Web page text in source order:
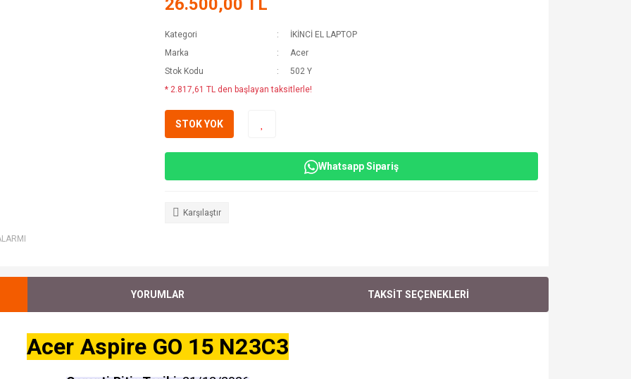
26.500,00 TL
Kategori
İKİNCİ EL LAPTOP
Marka
Acer
Stok Kodu
502 Y
* 2.817,61 TL den başlayan taksitlerle!
STOK YOK
Whatsapp Sipariş
Karşılaştır
YORUMLAR TAKSİT SEÇENEKLERİ
Acer Aspire GO 15 N23C3